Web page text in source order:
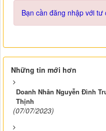
Bạn cần đăng nhập với tư
Những tin mới hơn
Doanh Nhân Nguyễn Đình
Thịnh
(07/07/2023)